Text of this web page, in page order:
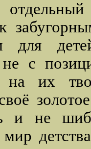
для
не с
на их
и не
мир